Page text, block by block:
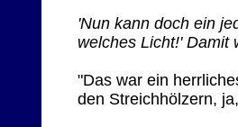
'Nun kann doch ein
welches Licht!' Damit
"Das war ein
den Streichhölzern,